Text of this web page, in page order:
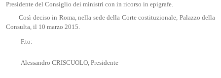
Presidente del Consiglio dei ministri con in ricorso in epigrafe.
Così deciso in Roma, nella sede della Corte costituzionale, Palazzo della
Consulta, il 10 marzo 2015.
F.to:
Alessandro CRISCUOLO, Presidente